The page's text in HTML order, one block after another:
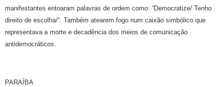
manifestantes entoaram palavras de ordem como: “Democratize/ Tenho
direito de escolha/“. Também atearem fogo num caixão simbólico que
representava a morte e decadência dos meios de comunicação
antidemocráticos.
PARAÍBA